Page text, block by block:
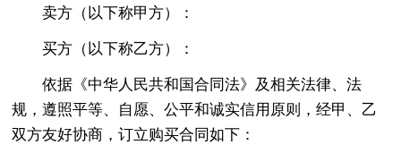
卖方（以下称甲方）：
买方（以下称乙方）：
依据《中华人民共和国合同法》及相关法律、法
规，遵照平等、自愿、公平和诚实信用原则，经甲、乙
双方友好协商，订立购买合同如下：